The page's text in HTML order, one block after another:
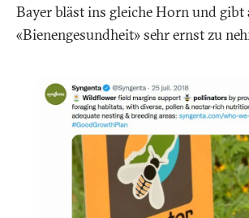
Bayer bläst ins gleiche Horn und gibt
«Bienengesundheit» sehr ernst zu